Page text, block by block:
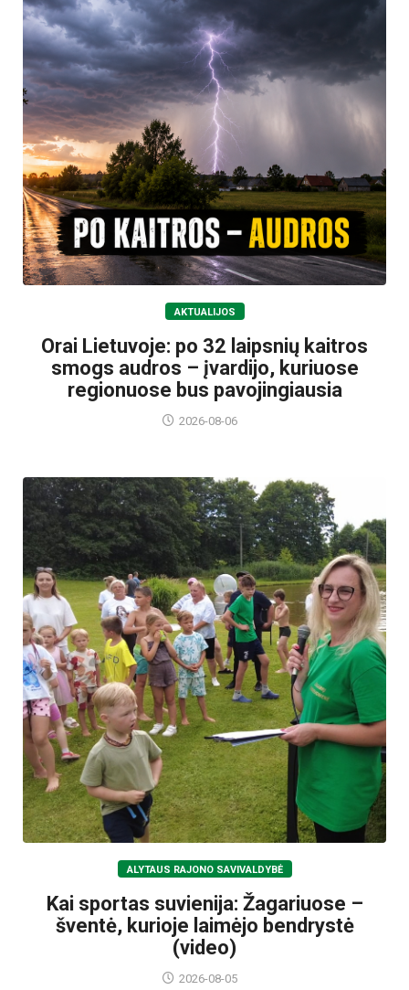
AKTUALIJOS
Orai Lietuvoje: po 32 laipsnių kaitros
smogs audros – įvardijo, kuriuose
regionuose bus pavojingiausia
2026-08-06
ALYTAUS RAJONO SAVIVALDYBĖ
Kai sportas suvienija: Žagariuose –
šventė, kurioje laimėjo bendrystė
(video)
2026-08-05